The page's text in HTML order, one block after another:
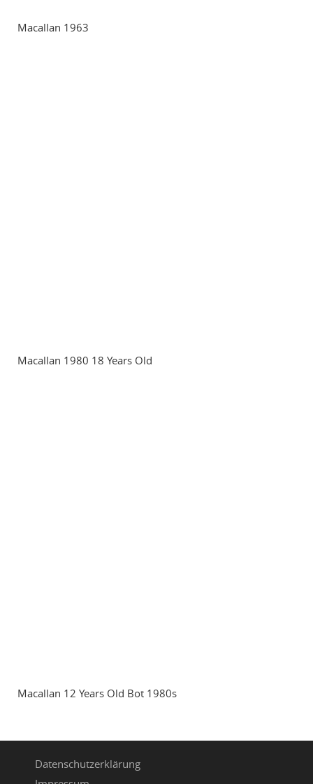
Macallan 1963
Macallan 1980 18 Years Old
Macallan 12 Years Old Bot 1980s
Datenschutzerklärung